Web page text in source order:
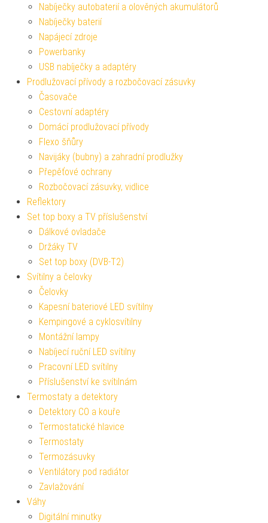
Nabíječky autobaterií a olověných akumulátorů
Nabíječky baterií
Napájecí zdroje
Powerbanky
USB nabíječky a adaptéry
Prodlužovací přívody a rozbočovací zásuvky
Časovače
Cestovní adaptéry
Domácí prodlužovací přívody
Flexo šňůry
Navijáky (bubny) a zahradní prodlužky
Přepěťové ochrany
Rozbočovací zásuvky, vidlice
Reflektory
Set top boxy a TV příslušenství
Dálkové ovladače
Držáky TV
Set top boxy (DVB-T2)
Svítilny a čelovky
Čelovky
Kapesní bateriové LED svítilny
Kempingové a cyklosvítilny
Montážní lampy
Nabíjecí ruční LED svítilny
Pracovní LED svítilny
Příslušenství ke svítilnám
Termostaty a detektory
Detektory CO a kouře
Termostatické hlavice
Termostaty
Termozásuvky
Ventilátory pod radiátor
Zavlažování
Váhy
Digitální minutky